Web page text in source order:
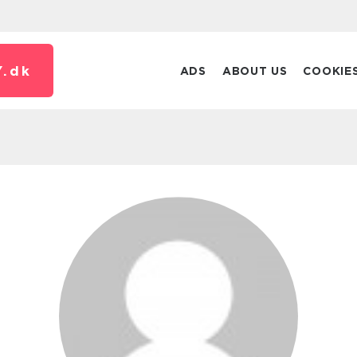
dk ADS ABOUT US